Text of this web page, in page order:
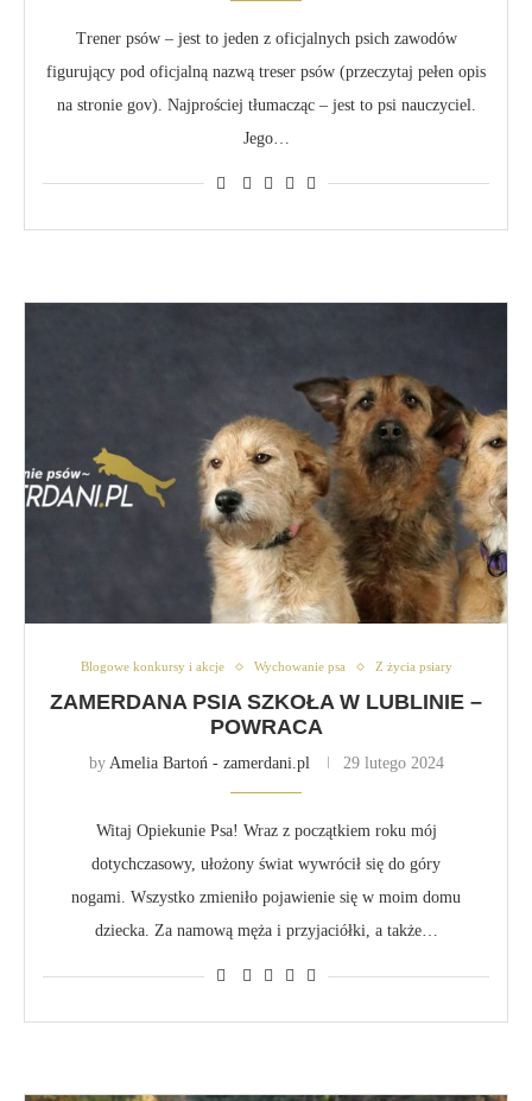
Trener psów – jest to jeden z oficjalnych psich zawodów
figurujący pod oficjalną nazwą treser psów (przeczytaj pełen opis
na stronie gov). Najprościej tłumacząc – jest to psi nauczyciel.
Jego…
Blogowe konkursy i akcje Wychowanie psa Z życia psiary
ZAMERDANA PSIA SZKOŁA W LUBLINIE –
POWRACA
by Amelia Bartoń - zamerdani.pl 29 lutego 2024
Witaj Opiekunie Psa! Wraz z początkiem roku mój
dotychczasowy, ułożony świat wywrócił się do góry
nogami. Wszystko zmieniło pojawienie się w moim domu
dziecka. Za namową męża i przyjaciółki, a także…